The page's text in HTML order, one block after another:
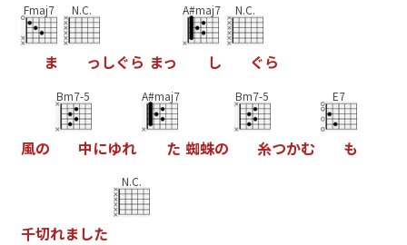
Fmaj7
ま
N.C.
っ しぐら まっ
A#maj7
し
N.C.
ぐら
風の
Bm7-5
中にゆれ
A#maj7
た 蜘蛛の
Bm7-5
糸つかむ
E7
も
千切れました
N.C.